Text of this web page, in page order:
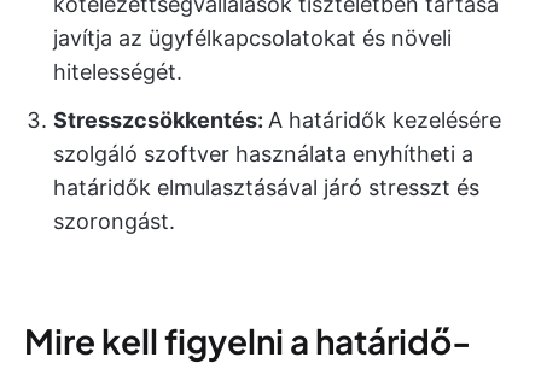
javítja az ügyfélkapcsolatokat és növeli
hitelességét.
Stresszcsökkentés: A határidők kezelésére
szolgáló szoftver használata enyhítheti a
határidők elmulasztásával járó stresszt és
szorongást.
Mire kell figyelni a határidő-